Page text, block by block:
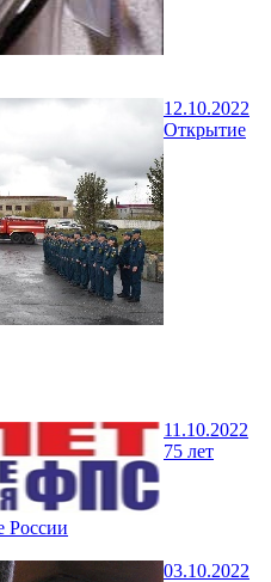
12.10.2022
Открытие
11.10.2022
75 лет
России
03.10.2022